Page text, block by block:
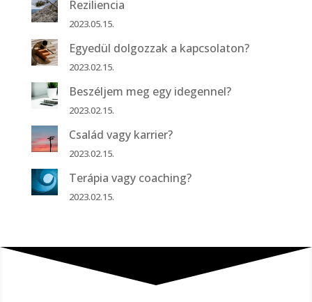
Reziliencia
2023.05.15.
Egyedül dolgozzak a kapcsolaton?
2023.02.15.
Beszéljem meg egy idegennel?
2023.02.15.
Család vagy karrier?
2023.02.15.
Terápia vagy coaching?
2023.02.15.